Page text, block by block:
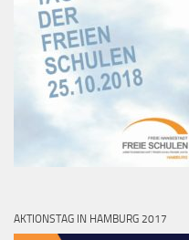
AKTIONSTAG IN HAMBURG 2017